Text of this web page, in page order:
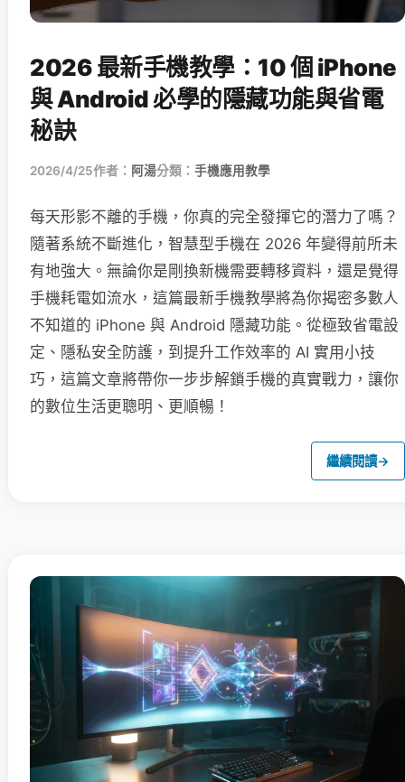
2026 最新手機教學：10 個 iPhone
與 Android 必學的隱藏功能與省電
秘訣
2026/4/25作者： 阿湯分類： 手機應用教學
每天形影不離的手機，你真的完全發揮它的潛力了嗎？
隨著系統不斷進化，智慧型手機在 2026 年變得前所未
有地強大。無論你是剛換新機需要轉移資料，還是覺得
手機耗電如流水，這篇最新手機教學將為你揭密多數人
不知道的 iPhone 與 Android 隱藏功能。從極致省電設
定、隱私安全防護，到提升工作效率的 AI 實用小技
巧，這篇文章將帶你一步步解鎖手機的真實戰力，讓你
的數位生活更聰明、更順暢！
繼續閱讀→